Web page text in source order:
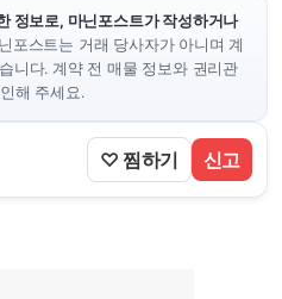
정보로, 마닌포스트가 작성하거나
포스트는 거래 당사자가 아니며 계
니다. 계약 전 매물 정보와 권리관
해 주세요.
♡ 찜하기 신고